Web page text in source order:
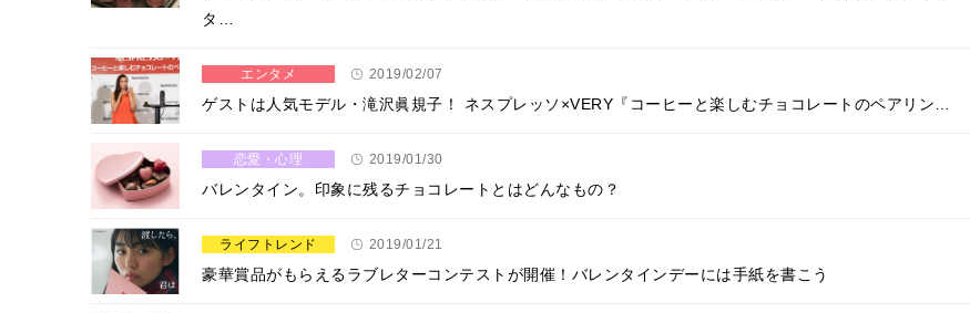
タ…
エンタメ 2019/02/07
ゲストは人気モデル・滝沢眞規子！ ネスプレッソ×VERY『コーヒーと楽しむチョコレートのペアリン…
恋愛・心理 2019/01/30
バレンタイン。印象に残るチョコレートとはどんなもの？
ライフトレンド 2019/01/21
豪華賞品がもらえるラブレターコンテストが開催！バレンタインデーには手紙を書こう